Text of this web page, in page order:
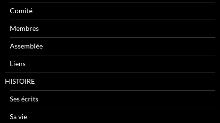
Comité
Membres
Assemblée
Liens
HISTOIRE
Ses écrits
Sa vie